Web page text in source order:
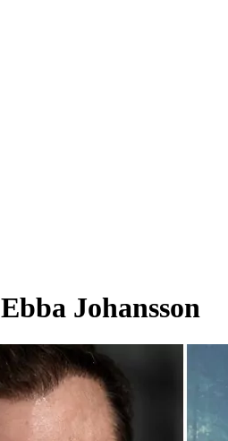
Ebba Johansson